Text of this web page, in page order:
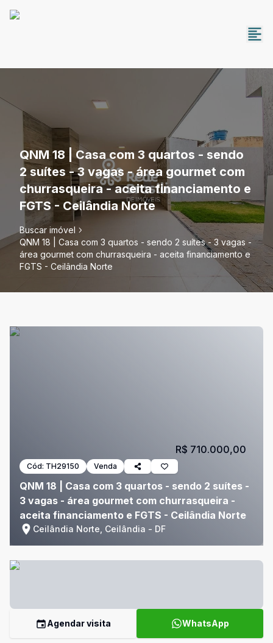
QNM 18 | Casa com 3 quartos - sendo
2 suítes - 3 vagas - área gourmet com
churrasqueira - aceita financiamento e
FGTS - Ceilândia Norte
Buscar imóvel
QNM 18 | Casa com 3 quartos - sendo 2 suítes - 3 vagas -
área gourmet com churrasqueira - aceita financiamento e
FGTS - Ceilândia Norte
Cód: TH29150 Venda
QNM 18 | Casa com 3 quartos - sendo 2 suítes -
3 vagas - área gourmet com churrasqueira -
aceita financiamento e FGTS - Ceilândia Norte
Ceilândia Norte, Ceilândia - DF
R$ 710.000,00
Agendar visita WhatsApp